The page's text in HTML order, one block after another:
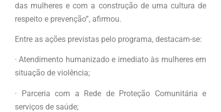
das mulheres e com a construção de uma cultura de
respeito e prevenção”, afirmou.
Entre as ações previstas pelo programa, destacam-se:
· Atendimento humanizado e imediato às mulheres em
situação de violência;
· Parceria com a Rede de Proteção Comunitária e
serviços de saúde;